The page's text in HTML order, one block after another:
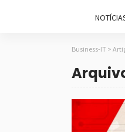
Business-IT >